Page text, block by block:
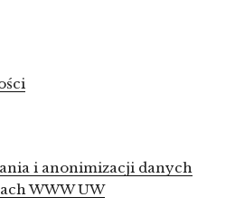
i anonimizacji danych
WWW UW